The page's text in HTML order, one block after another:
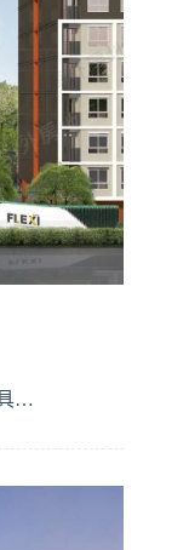
…